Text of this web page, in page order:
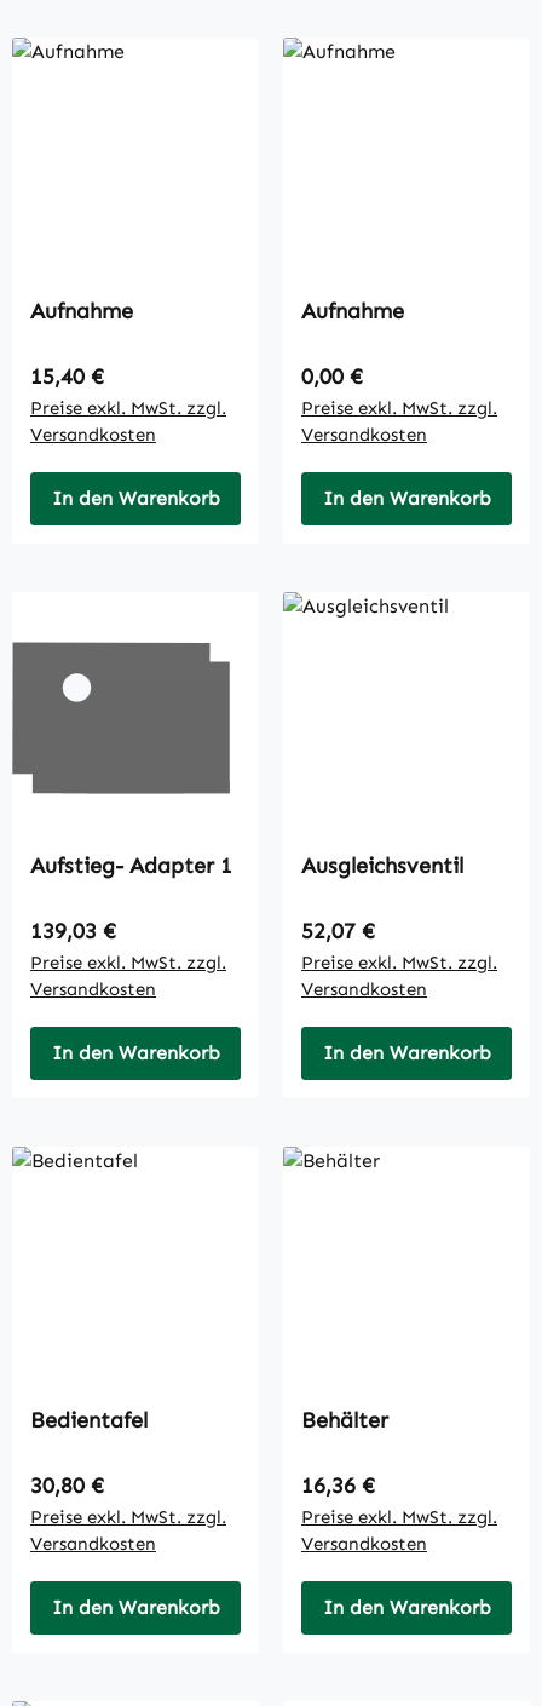
Aufnahme
Regulärer Preis:
15,40 €
Preise exkl. MwSt. zzgl.
Versandkosten
In den Warenkorb
Aufnahme
Regulärer Preis:
0,00 €
Preise exkl. MwSt. zzgl.
Versandkosten
In den Warenkorb
Aufstieg- Adapter 1
Regulärer Preis:
139,03 €
Preise exkl. MwSt. zzgl.
Versandkosten
In den Warenkorb
Ausgleichsventil
Regulärer Preis:
52,07 €
Preise exkl. MwSt. zzgl.
Versandkosten
In den Warenkorb
Bedientafel
Regulärer Preis:
30,80 €
Preise exkl. MwSt. zzgl.
Versandkosten
In den Warenkorb
Behälter
Regulärer Preis:
16,36 €
Preise exkl. MwSt. zzgl.
Versandkosten
In den Warenkorb